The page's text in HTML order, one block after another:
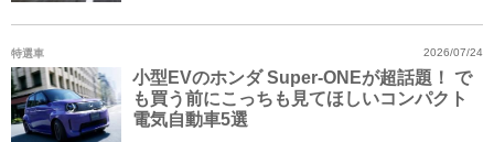
特選車
小型EVのホンダ Super-ONEが超話題！ で
も買う前にこっちも見てほしいコンパクト
電気自動車5選
2026/07/24